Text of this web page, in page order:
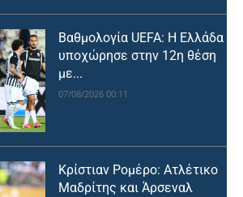
Βαθμολογία UEFA: Η Ελλάδα
υποχώρησε στην 12η θέση
με...
07/08/2026 00:11
Κρίστιαν Ρομέρο: Ατλέτικο
Μαδρίτης και Άρσεναλ